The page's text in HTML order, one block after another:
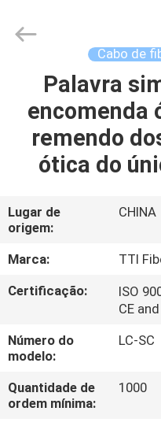
CASA
PRODUTOS
NÓS
EXCURSÃO
DA
CONTROLE
DA
Communication
Tech.
Cabo de
Palavra
encomenda
remendo
ótica do
Lugar de
origem:
CHINA
Marca:
TTI
Certificação:
ISO
CE
Número do
modelo:
LC-SC
Quantidade de
ordem mínima:
1000